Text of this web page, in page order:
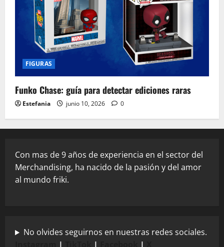
FIGURAS
Funko Chase: guía para detectar ediciones raras
Estefania junio 10, 2026 0
Con mas de 9 años de experiencia en el sector del
Merchandising, ha nacido de la pasión y del amor
al mundo friki.
No olvides seguirnos en nuestras redes sociales.
| | |